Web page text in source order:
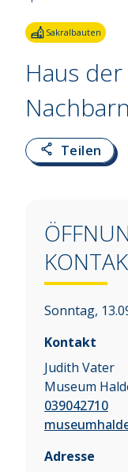
Sakralbauten
Haus
Nachbarn
Teilen
Sonntag,
Kontakt
Judith Vater
Museum
039042710
Adresse